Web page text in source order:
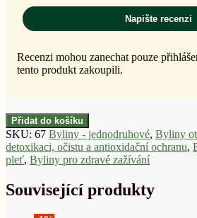
Napište recenzi
Recenzi mohou zanechat pouze
tento produkt zakoupili.
Přidat do košíku
SKU: 67 Byliny - jednodruhové, Byliny
detoxikaci, očistu a antioxidační ochranu,
pleť, Byliny pro zdravé zažívání
Související produkty